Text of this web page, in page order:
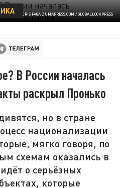
© CRIS FAGA ZUMAPRESS.COM / GLOBALLOOKPRESS
В России началась
раскрыл Пронько
но в стране
национализации
мягко говоря, по
схемам оказались в
о серьёзных
которые